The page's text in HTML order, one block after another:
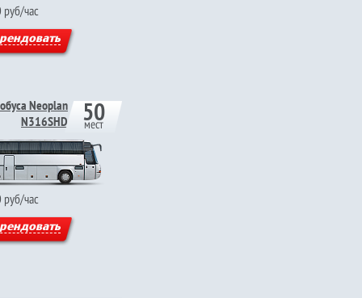
руб/час
Neoplan
N316SHD
50
мест
руб/час